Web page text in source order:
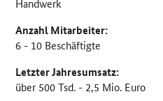
Anzahl Mitarbeiter:
6 - 10 Beschäftigte
Letzter Jahresumsatz:
über 500 Tsd. - 2,5 Mio. Euro